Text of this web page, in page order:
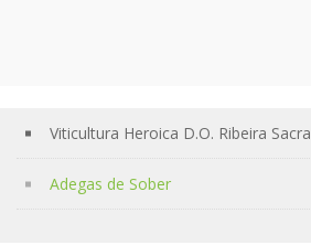
Viticultura Heroica D.O. Ribeira Sacra
Adegas de Sober